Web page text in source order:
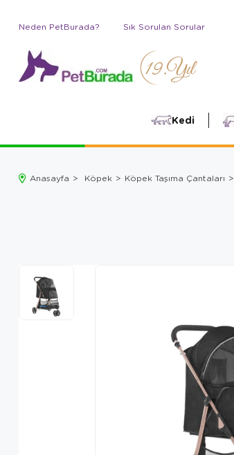
Neden PetBurada? Sık Sorulan Sorular
Kedi
Anasayfa Köpek Köpek Taşıma Çantaları